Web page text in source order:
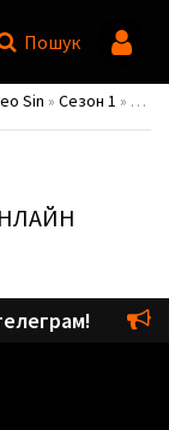
Пошук
Sin » Сезон 1 » 1 сезон 6 серія